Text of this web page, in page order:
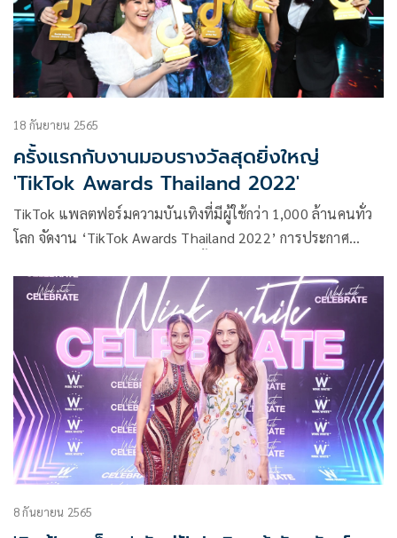
18 กันยายน 2565
ครั้งแรกกับงานมอบรางวัลสุดยิ่งใหญ่
'TikTok Awards Thailand 2022'
TikTok แพลตฟอร์มความบันเทิงที่มีผู้ใช้กว่า 1,000 ล้านคนทั่ว
โลก จัดงาน ‘TikTok Awards Thailand 2022’ การประกาศ
สนับสนุนและยกระดับครีเอเตอร์ไทย ที่นอกจากจะมอบแรง
บันดาลใจและส่งต่อความสนุกสนาน เชื่อมโยงคอมมูนิตี้เข้าไว้
ด้วยกันแล้ว ยังสามารถสร้างปรากฎการณ์ รวมถึงแรงขับเคลื่อน
เชิงบวกให้กับสังคมอีกมากมาย
8 กันยายน 2565